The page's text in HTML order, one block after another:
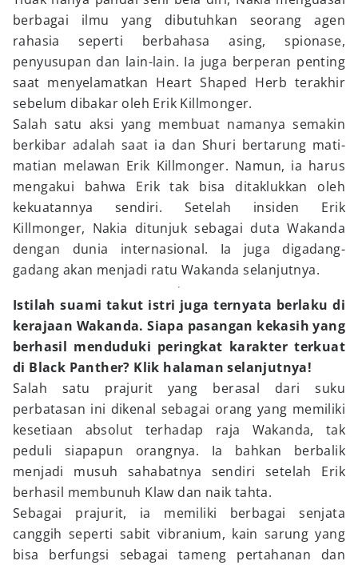
berbagai ilmu yang dibutuhkan seorang agen
rahasia seperti berbahasa asing, spionase,
penyusupan dan lain-lain. Ia juga berperan penting
saat menyelamatkan Heart Shaped Herb terakhir
sebelum dibakar oleh Erik Killmonger.
Salah satu aksi yang membuat namanya semakin
berkibar adalah saat ia dan Shuri bertarung mati-
matian melawan Erik Killmonger. Namun, ia harus
mengakui bahwa Erik tak bisa ditaklukkan oleh
kekuatannya sendiri. Setelah insiden Erik
Killmonger, Nakia ditunjuk sebagai duta Wakanda
dengan dunia internasional. Ia juga digadang-
gadang akan menjadi ratu Wakanda selanjutnya.
Istilah suami takut istri juga ternyata berlaku di
kerajaan Wakanda. Siapa pasangan kekasih yang
berhasil menduduki peringkat karakter terkuat
di Black Panther? Klik halaman selanjutnya!
Salah satu prajurit yang berasal dari suku
perbatasan ini dikenal sebagai orang yang memiliki
kesetiaan absolut terhadap raja Wakanda, tak
peduli siapapun orangnya. Ia bahkan berbalik
menjadi musuh sahabatnya sendiri setelah Erik
berhasil membunuh Klaw dan naik tahta.
Sebagai prajurit, ia memiliki berbagai senjata
canggih seperti sabit vibranium, kain sarung yang
bisa berfungsi sebagai tameng pertahanan dan